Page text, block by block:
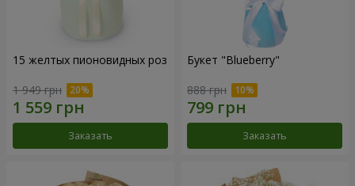
15 желтых пионовидных роз
1 949 грн
Заказать
Букет "Blueberry"
888 грн
Заказать